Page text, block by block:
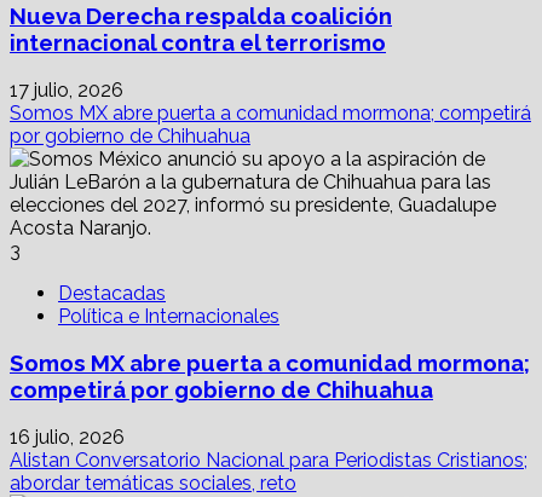
Nueva Derecha respalda coalición
internacional contra el terrorismo
17 julio, 2026
Somos MX abre puerta a comunidad mormona; competirá
por gobierno de Chihuahua
3
Destacadas
Política e Internacionales
Somos MX abre puerta a comunidad mormona;
competirá por gobierno de Chihuahua
16 julio, 2026
Alistan Conversatorio Nacional para Periodistas Cristianos;
abordar temáticas sociales, reto